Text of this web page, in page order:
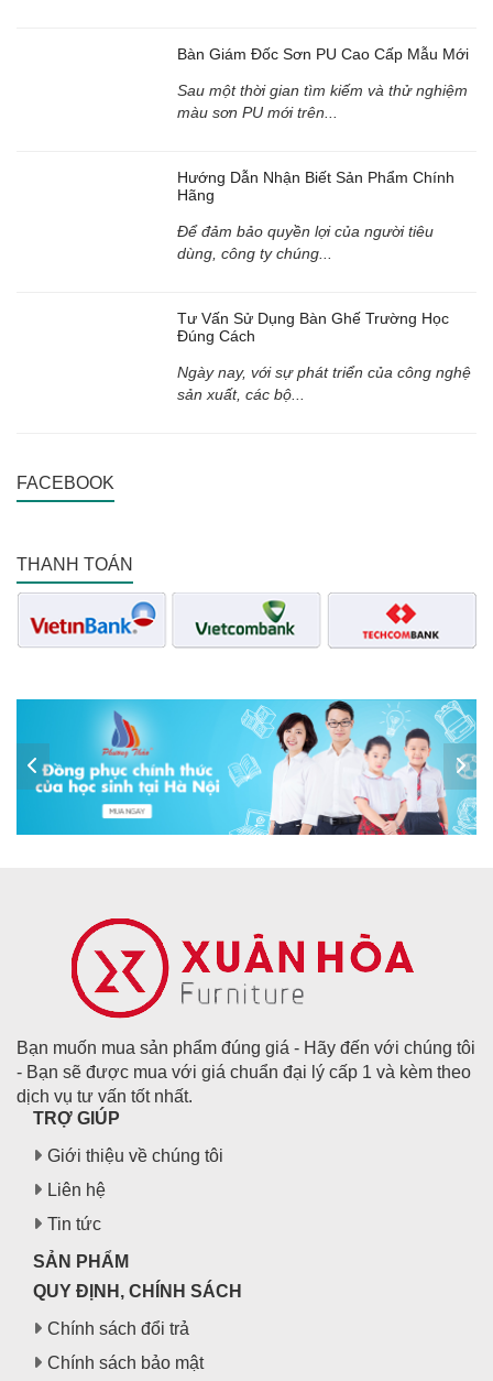
Bàn Giám Đốc Sơn PU Cao Cấp Mẫu Mới
Sau một thời gian tìm kiếm và thử nghiệm
màu sơn PU mới trên...
Hướng Dẫn Nhận Biết Sản Phẩm Chính
Hãng
Để đảm bảo quyền lợi của người tiêu
dùng, công ty chúng...
Tư Vấn Sử Dụng Bàn Ghế Trường Học
Đúng Cách
Ngày nay, với sự phát triển của công nghệ
sản xuất, các bộ...
FACEBOOK
THANH TOÁN
Bạn muốn mua sản phẩm đúng giá - Hãy đến với chúng tôi
- Bạn sẽ được mua với giá chuẩn đại lý cấp 1 và kèm theo
dịch vụ tư vấn tốt nhất.
TRỢ GIÚP
Giới thiệu về chúng tôi
Liên hệ
Tin tức
SẢN PHẨM
QUY ĐỊNH, CHÍNH SÁCH
Chính sách đổi trả
Chính sách bảo mật